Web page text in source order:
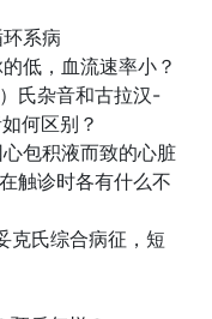
系病
低，血流速率小？
氏杂音和古拉汉-
何区别？
包积液而致的心脏
触诊时各有什么不
克氏综合病征，短